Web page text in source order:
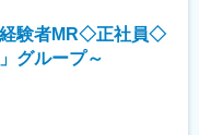
します。日々の仕事の悩
して活躍をサポートしま
めに様々な研修をご用意
保留（ご紹介できるプロジ
ざいますのであらかじめ
経験者MR◇正社員◇
グループ～